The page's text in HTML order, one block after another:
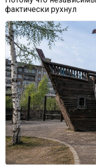
фактически рухнул